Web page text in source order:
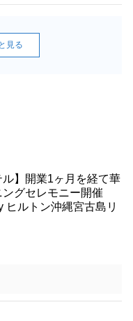
ル】開業1ヶ月を経て華
グセレモニー開催
ヒルトン沖縄宮古島リ